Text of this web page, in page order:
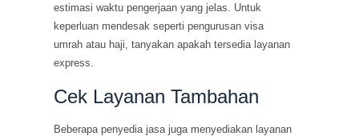
estimasi waktu pengerjaan yang jelas. Untuk
keperluan mendesak seperti pengurusan visa
umrah atau haji, tanyakan apakah tersedia layanan
express.
Cek Layanan Tambahan
Beberapa penyedia jasa juga menyediakan layanan